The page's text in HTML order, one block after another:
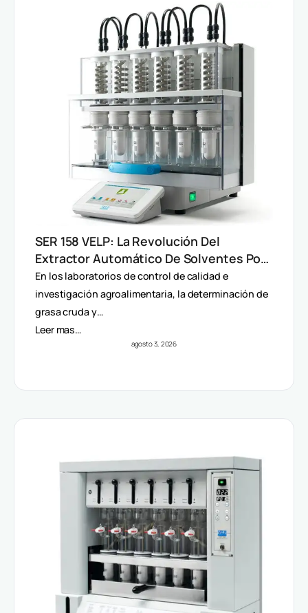
SER 158 VELP: La Revolución Del
Extractor Automático De Solventes Por
Método Randall
En los laboratorios de control de calidad e
investigación agroalimentaria, la determinación de
grasa cruda y…
Leer mas…
agosto 3, 2026